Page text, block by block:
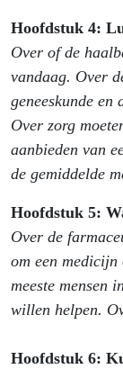
Hoofdstuk 4:
Over of de
vandaag. Over
geneeskunde en
Over zorg
aanbieden van
de gemiddelde
Hoofdstuk 5:
Over de
om een
meeste mensen
willen helpen.
Hoofdstuk 6: